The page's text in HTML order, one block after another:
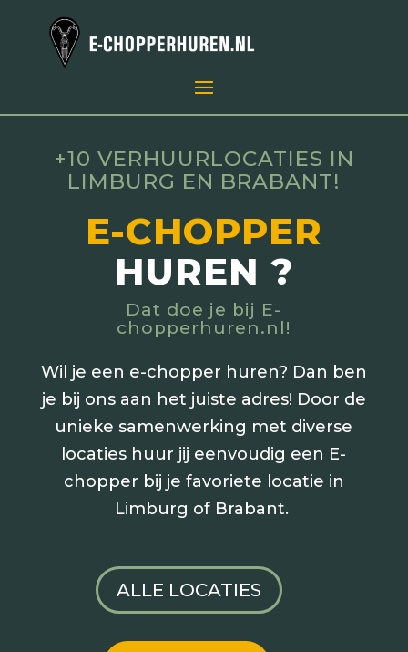
+10 VERHUURLOCATIES IN
LIMBURG EN BRABANT!
E-CHOPPER
HUREN ?
Dat doe je bij E-
chopperhuren.nl!
Wil je een e-chopper huren? Dan ben
je bij ons aan het juiste adres! Door de
unieke samenwerking met diverse
locaties huur jij eenvoudig een E-
chopper bij je favoriete locatie in
Limburg of Brabant.
ALLE LOCATIES